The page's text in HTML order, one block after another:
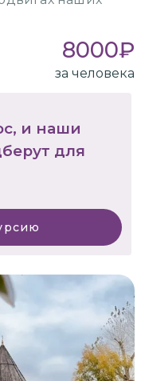
8000₽
за человека
и наши
для